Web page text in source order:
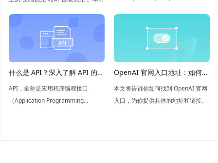
能，开启 Agent 辅助开发的新范式。
什么是 API？深入了解 API 的概
念和应用
API，全称是应用程序编程接口
（Application Programming
OpenAI 官网入口地址：如何轻
松找到
本文将告诉你如何找到 OpenAI 官网
入口，为你提供具体的地址和链接。